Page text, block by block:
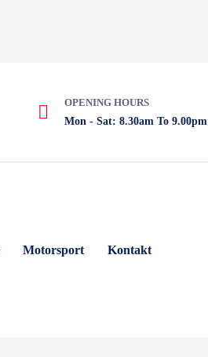
OPENING HOURS
Mon - Sat: 8.30am To 9.00pm
Motorsport Kontakt